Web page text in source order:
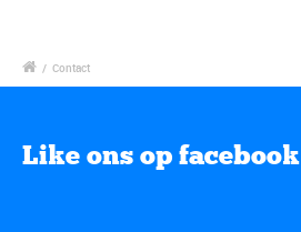
/ Contact
Like ons op facebook